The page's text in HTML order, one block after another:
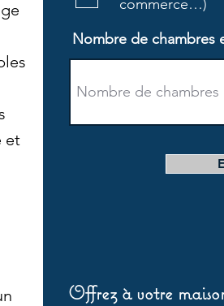
et
commerce…)
Nombre de chambres
Offrez à votre